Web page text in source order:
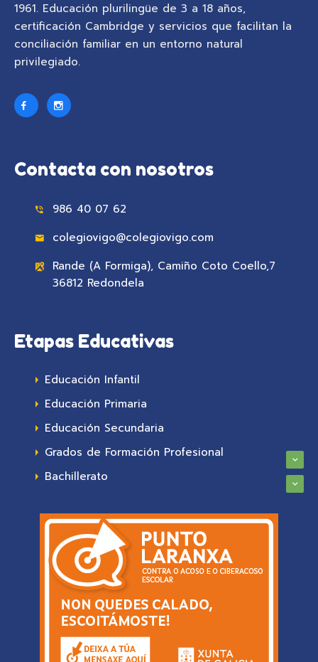
1961. Educación plurilingüe de 3 a 18 años,
certificación Cambridge y servicios que facilitan la
conciliación familiar en un entorno natural
privilegiado.
Contacta con nosotros
986 40 07 62
colegiovigo@colegiovigo.com
Rande (A Formiga), Camiño Coto Coello,7
36812 Redondela
Etapas Educativas
Educación Infantil
Educación Primaria
Educación Secundaria
Grados de Formación Profesional
Bachillerato